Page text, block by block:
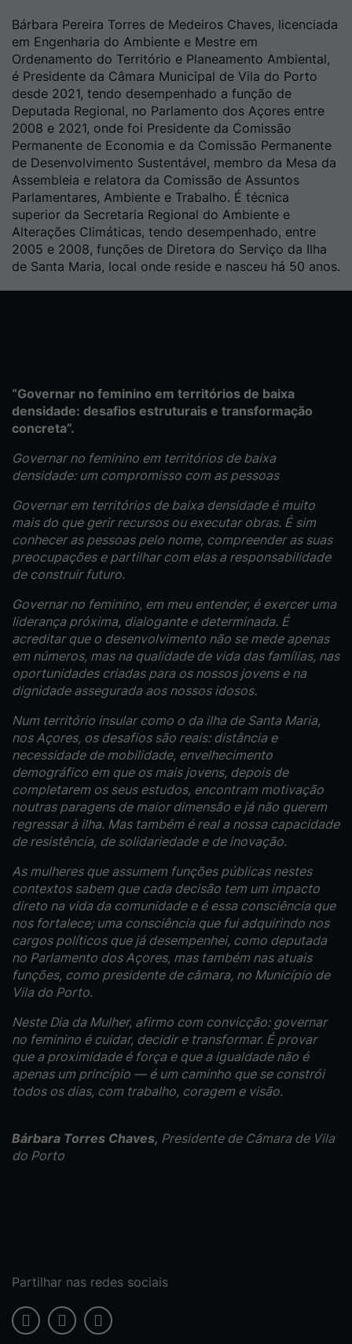
Bárbara Pereira Torres de Medeiros Chaves, licenciada
em Engenharia do Ambiente e Mestre em
Ordenamento do Território e Planeamento Ambiental,
é Presidente da Câmara Municipal de Vila do Porto
desde 2021, tendo desempenhado a função de
Deputada Regional, no Parlamento dos Açores entre
2008 e 2021, onde foi Presidente da Comissão
Permanente de Economia e da Comissão Permanente
de Desenvolvimento Sustentável, membro da Mesa da
Assembleia e relatora da Comissão de Assuntos
Parlamentares, Ambiente e Trabalho. É técnica
superior da Secretaria Regional do Ambiente e
Alterações Climáticas, tendo desempenhado, entre
2005 e 2008, funções de Diretora do Serviço da Ilha
de Santa Maria, local onde reside e nasceu há 50 anos.
“Governar no feminino em territórios de baixa
densidade: desafios estruturais e transformação
concreta”.
Governar no feminino em territórios de baixa
densidade: um compromisso com as pessoas
Governar em territórios de baixa densidade é muito
mais do que gerir recursos ou executar obras. É sim
conhecer as pessoas pelo nome, compreender as suas
preocupações e partilhar com elas a responsabilidade
de construir futuro.
Governar no feminino, em meu entender, é exercer uma
liderança próxima, dialogante e determinada. É
acreditar que o desenvolvimento não se mede apenas
em números, mas na qualidade de vida das famílias, nas
oportunidades criadas para os nossos jovens e na
dignidade assegurada aos nossos idosos.
Num território insular como o da ilha de Santa Maria,
nos Açores, os desafios são reais: distância e
necessidade de mobilidade, envelhecimento
demográfico em que os mais jovens, depois de
completarem os seus estudos, encontram motivação
noutras paragens de maior dimensão e já não querem
regressar à ilha. Mas também é real a nossa capacidade
de resistência, de solidariedade e de inovação.
As mulheres que assumem funções públicas nestes
contextos sabem que cada decisão tem um impacto
direto na vida da comunidade e é essa consciência que
nos fortalece; uma consciência que fui adquirindo nos
cargos políticos que já desempenhei, como deputada
no Parlamento dos Açores, mas também nas atuais
funções, como presidente de câmara, no Município de
Vila do Porto.
Neste Dia da Mulher, afirmo com convicção: governar
no feminino é cuidar, decidir e transformar. É provar
que a proximidade é força e que a igualdade não é
apenas um princípio — é um caminho que se constrói
todos os dias, com trabalho, coragem e visão.
Bárbara Torres Chaves, Presidente de Câmara de Vila
do Porto
Partilhar nas redes sociais